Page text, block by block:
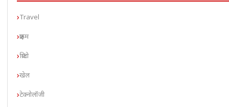
Travel
क्राइम
क्रिप्टो
खेल
टेक्नोलॉजी